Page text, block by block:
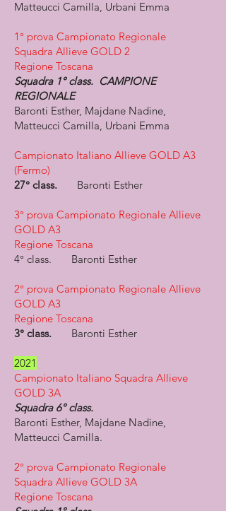
Matteucci Camilla, Urbani Emma
1° prova Campionato Regionale
Squadra Allieve GOLD 2
Regione Toscana
Squadra 1° class. CAMPIONE
REGIONALE
Baronti Esther, Majdane Nadine,
Matteucci Camilla, Urbani Emma
Campionato Italiano Allieve GOLD A3​
(Fermo)
27° class.
Baronti Esther
3° prova Campionato Regionale Allieve
GOLD A3​
Regione Toscana
4° class.
Baronti Esther
2° prova Campionato Regionale Allieve
GOLD A3​
Regione Toscana
3° class. Baronti Esther
2021
Campionato Italiano Squadra Allieve
GOLD 3A
Squadra 6° class.
Baronti Esther, Majdane Nadine,
Matteucci Camilla.
2° prova Campionato Regionale
Squadra Allieve GOLD 3A
Regione Toscana